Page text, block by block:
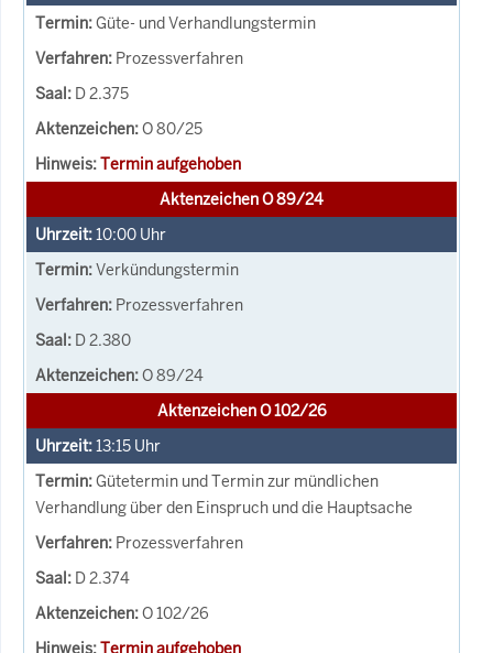
Güte- und Verhandlungstermin
Prozessverfahren
D 2.375
O 80/25
Termin aufgehoben
Aktenzeichen O 89/24
10:00 Uhr
Verkündungstermin
Prozessverfahren
D 2.380
O 89/24
Aktenzeichen O 102/26
13:15 Uhr
Gütetermin und Termin zur mündlichen
Verhandlung über den Einspruch und die Hauptsache
Prozessverfahren
D 2.374
O 102/26
Termin aufgehoben